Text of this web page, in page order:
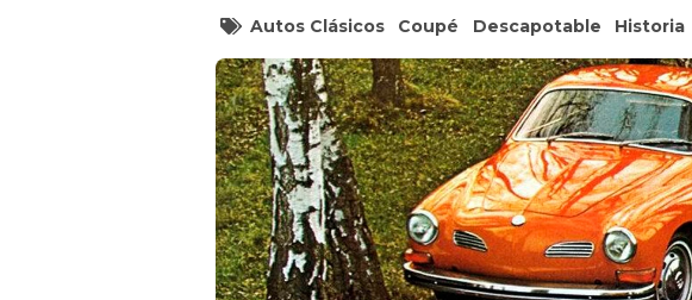
Autos Clásicos Coupé Descapotable Historia